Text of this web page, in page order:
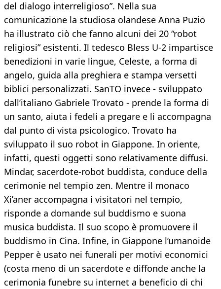
del dialogo interreligioso”. Nella sua
comunicazione la studiosa olandese Anna Puzio
ha illustrato ciò che fanno alcuni dei 20 “robot
religiosi” esistenti. Il tedesco Bless U-2 impartisce
benedizioni in varie lingue, Celeste, a forma di
angelo, guida alla preghiera e stampa versetti
biblici personalizzati. SanTO invece - sviluppato
dall’italiano Gabriele Trovato - prende la forma di
un santo, aiuta i fedeli a pregare e li accompagna
dal punto di vista psicologico. Trovato ha
sviluppato il suo robot in Giappone. In oriente,
infatti, questi oggetti sono relativamente diffusi.
Mindar, sacerdote-robot buddista, conduce della
cerimonie nel tempio zen. Mentre il monaco
Xi’aner accompagna i visitatori nel tempio,
risponde a domande sul buddismo e suona
musica buddista. Il suo scopo è promuovere il
buddismo in Cina. Infine, in Giappone l’umanoide
Pepper è usato nei funerali per motivi economici
(costa meno di un sacerdote e diffonde anche la
cerimonia funebre su internet a beneficio di chi